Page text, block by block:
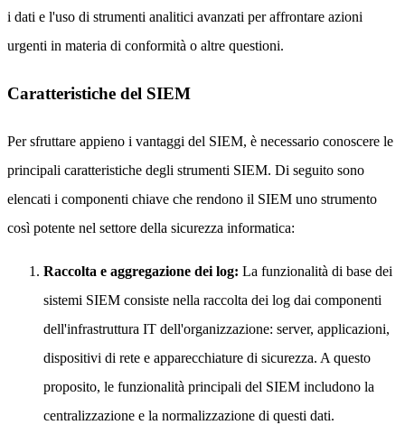
i dati e l'uso di strumenti analitici avanzati per affrontare azioni
urgenti in materia di conformità o altre questioni.
Caratteristiche del SIEM
Per sfruttare appieno i vantaggi del SIEM, è necessario conoscere le
principali caratteristiche degli strumenti SIEM. Di seguito sono
elencati i componenti chiave che rendono il SIEM uno strumento
così potente nel settore della sicurezza informatica:
Raccolta e aggregazione dei log: La funzionalità di base dei
sistemi SIEM consiste nella raccolta dei log dai componenti
dell'infrastruttura IT dell'organizzazione: server, applicazioni,
dispositivi di rete e apparecchiature di sicurezza. A questo
proposito, le funzionalità principali del SIEM includono la
centralizzazione e la normalizzazione di questi dati.